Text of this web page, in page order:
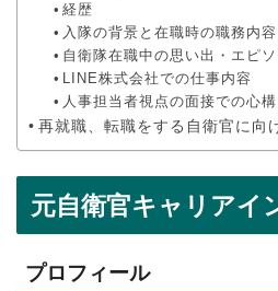
経歴
入隊の背景と在職時の職務内容
自衛隊在職中の思い出・エピ
LINE株式会社での仕事内容
人事担当者視点の面接での心構
再就職、転職をする自衛官に向
元自衛官キャリアイ
プロフィール